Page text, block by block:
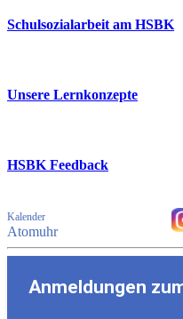
Schulsozialarbeit am HSBK
Unsere Lernkonzepte
HSBK Feedback
Kalender
Atomuhr
Anmeldungen